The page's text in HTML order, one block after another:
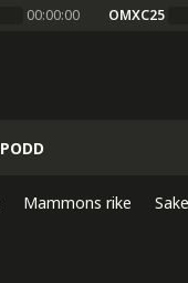
00:00:00 OMXC25
PODD
Mammons rike